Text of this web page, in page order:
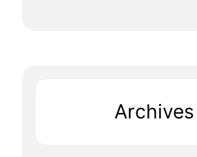
Archives